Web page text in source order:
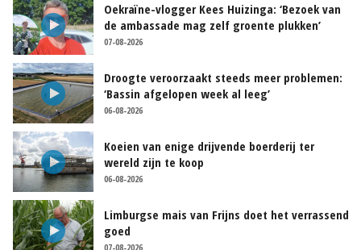
Oekraïne-vlogger Kees Huizinga: ‘Bezoek van
de ambassade mag zelf groente plukken’
07-08-2026
Droogte veroorzaakt steeds meer problemen:
‘Bassin afgelopen week al leeg’
06-08-2026
Koeien van enige drijvende boerderij ter
wereld zijn te koop
06-08-2026
Limburgse mais van Frijns doet het verrassend
goed
07-08-2026